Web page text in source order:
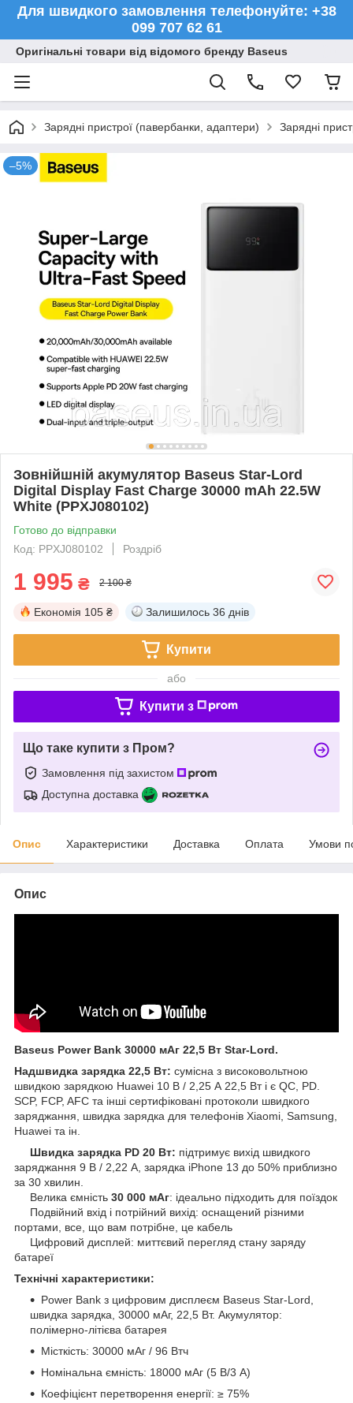
Для швидкого замовлення телефонуйте: +38
099 707 62 61
Оригінальні товари від відомого бренду Baseus
Зарядні пристрої (павербанки, адаптери) Зарядні
–5%
Зовнійшній акумулятор Baseus Star-Lord
Digital Display Fast Charge 30000 mAh 22.5W
White (PPXJ080102)
Готово до відправки
Код: PPXJ080102
Роздріб
1 995 ₴ 2 100 ₴
Економія 105 ₴ Залишилось 36 днів
Купити
або
Купити з
Що таке купити з Пром?
Замовлення під захистом
Доступна доставка
Опис Характеристики Доставка Оплата Умови
Опис
Baseus Power Bank 30000 мАг 22,5 Вт Star-Lord.
Надшвидка зарядка 22,5 Вт: сумісна з високовольтною
швидкою зарядкою Huawei 10 В / 2,25 А 22,5 Вт і є QC, PD.
SCP, FCP, AFC та інші сертифіковані протоколи швидкого
заряджання, швидка зарядка для телефонів Xiaomi, Samsung,
Huawei та ін.
Швидка зарядка PD 20 Вт: підтримує вихід швидкого
заряджання 9 В / 2,22 А, зарядка iPhone 13 до 50% приблизно
за 30 хвилин.
Велика ємність 30 000 мАг: ідеально підходить для поїздок
Подвійний вхід і потрійний вихід: оснащений різними
портами, все, що вам потрібне, це кабель
Цифровий дисплей: миттєвий перегляд стану заряду
батареї
Технічні характеристики:
Power Bank з цифровим дисплеєм Baseus Star-Lord,
швидка зарядка, 30000 мАг, 22,5 Вт. Акумулятор:
полімерно-літієва батарея
Місткість: 30000 мАг / 96 Втч
Номінальна ємність: 18000 мАг (5 В/3 А)
Коефіцієнт перетворення енергії: ≥ 75%